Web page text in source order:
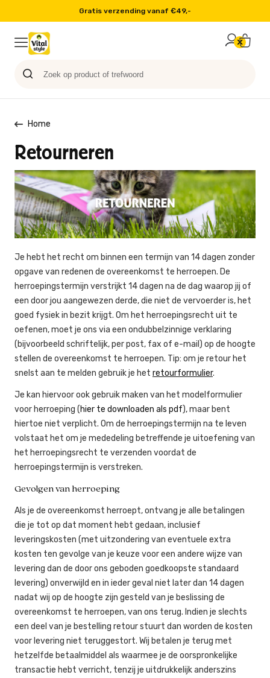
Op werkdagen voor 16:00 besteld, volgende dag in huis
Probeer nu
Home
Retourneren
Je hebt het recht om binnen een termijn van 14 dagen zonder
opgave van redenen de overeenkomst te herroepen. De
herroepingstermijn verstrijkt 14 dagen na de dag waarop jij of
een door jou aangewezen derde, die niet de vervoerder is, het
goed fysiek in bezit krijgt. Om het herroepingsrecht uit te
oefenen, moet je ons via een ondubbelzinnige verklaring
(bijvoorbeeld schriftelijk, per post, fax of e-mail) op de hoogte
stellen de overeenkomst te herroepen. Tip: om je retour het
snelst aan te melden gebruik je het retourformulier.
Je kan hiervoor ook gebruik maken van het modelformulier
voor herroeping (hier te downloaden als pdf), maar bent
hiertoe niet verplicht. Om de herroepingstermijn na te leven
volstaat het om je mededeling betreffende je uitoefening van
het herroepingsrecht te verzenden voordat de
herroepingstermijn is verstreken.
Gevolgen van herroeping
Als je de overeenkomst herroept, ontvang je alle betalingen
die je tot op dat moment hebt gedaan, inclusief
leveringskosten (met uitzondering van eventuele extra
kosten ten gevolge van je keuze voor een andere wijze van
levering dan de door ons geboden goedkoopste standaard
levering) onverwijld en in ieder geval niet later dan 14 dagen
nadat wij op de hoogte zijn gesteld van je beslissing de
overeenkomst te herroepen, van ons terug. Indien je slechts
een deel van je bestelling retour stuurt dan worden de kosten
voor levering niet teruggestort. Wij betalen je terug met
hetzelfde betaalmiddel als waarmee je de oorspronkelijke
transactie hebt verricht, tenzij je uitdrukkelijk anderszins